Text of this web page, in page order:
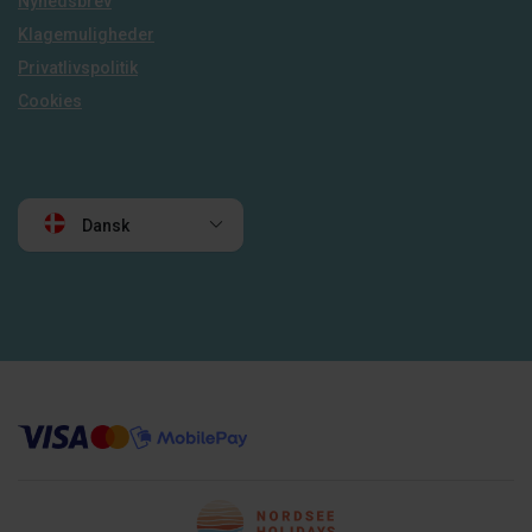
Klagemuligheder
Privatlivspolitik
Cookies
Dansk